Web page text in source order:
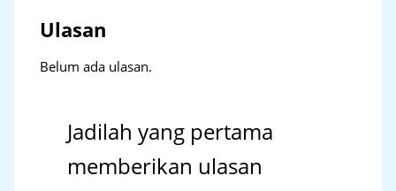
Ulasan
Belum ada ulasan.
Jadilah yang pertama
memberikan ulasan